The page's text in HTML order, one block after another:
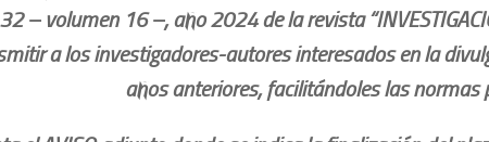
– volumen 16 –, año 2024 de la revista
a los investigadores-autores interesados en la
años anteriores, facilitándoles las normas